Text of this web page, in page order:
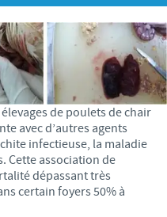
CONFORMITÉ DU
de poulets de chair
avec d’autres agents
infectieuse, la maladie
Cette association de
dépassant très
certain foyers 50% à